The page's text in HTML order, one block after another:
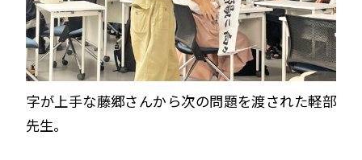
字が上手な藤郷さんから次の問題を渡された軽部
先生。